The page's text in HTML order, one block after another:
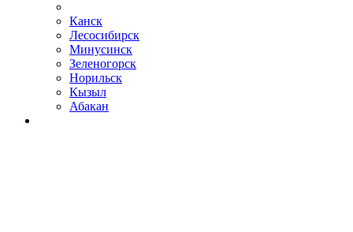
Канск
Лесосибирск
Минусинск
Зеленогорск
Норильск
Кызыл
Абакан